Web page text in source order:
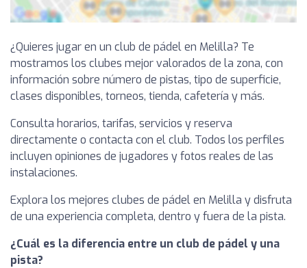
¿Quieres jugar en un club de pádel en Melilla? Te
mostramos los clubes mejor valorados de la zona, con
información sobre número de pistas, tipo de superficie,
clases disponibles, torneos, tienda, cafetería y más.
Consulta horarios, tarifas, servicios y reserva
directamente o contacta con el club. Todos los perfiles
incluyen opiniones de jugadores y fotos reales de las
instalaciones.
Explora los mejores clubes de pádel en Melilla y disfruta
de una experiencia completa, dentro y fuera de la pista.
¿Cuál es la diferencia entre un club de pádel y una
pista?